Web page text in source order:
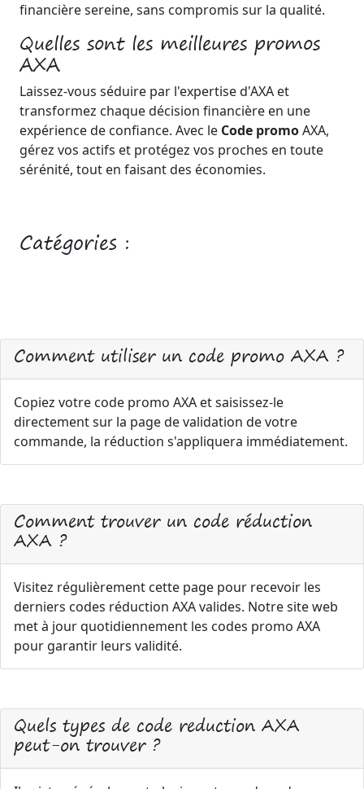
financière sereine, sans compromis sur la qualité.
Quelles sont les meilleures promos
AXA
Laissez-vous séduire par l'expertise d'AXA et
transformez chaque décision financière en une
expérience de confiance. Avec le Code promoAXA,
gérez vos actifs et protégez vos proches en toute
sérénité, tout en faisant des économies.
Catégories :
Comment utiliser un code promo AXA ?
Copiez votre code promo AXA et saisissez-le
directement sur la page de validation de votre
commande, la réduction s'appliquera immédiatement.
Comment trouver un code réduction
AXA ?
Visitez régulièrement cette page pour recevoir les
derniers codes réduction AXA valides. Notre site web
met à jour quotidiennement les codes promo AXA
pour garantir leurs validité.
Quels types de code reduction AXA
peut-on trouver ?